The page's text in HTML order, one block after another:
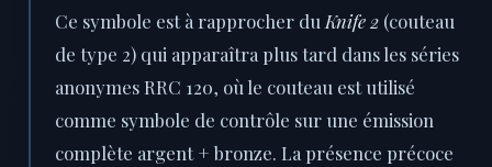
Ce symbole est à rapprocher du Knife 2 (couteau
de type 2) qui apparaîtra plus tard dans les séries
anonymes RRC 120, où le couteau est utilisé
comme symbole de contrôle sur une émission
complète argent + bronze. La présence précoce